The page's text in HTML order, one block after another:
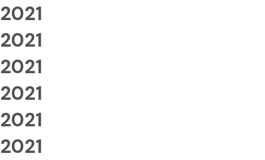
2021
2021
2021
2021
2021
2021